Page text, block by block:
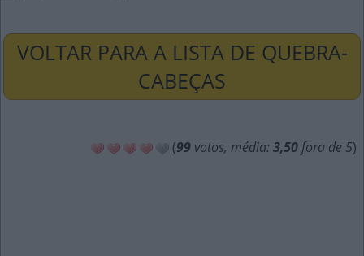
VOLTAR PARA A LISTA DE QUEBRA-
CABEÇAS
(99 votos, média: 3,50 fora de 5)